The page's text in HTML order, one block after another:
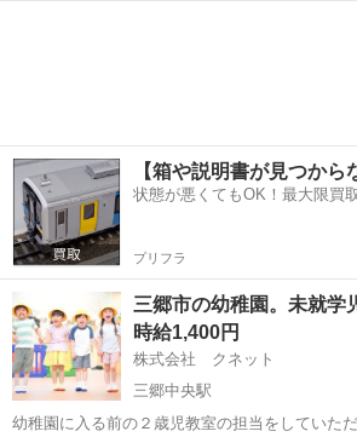
【箱や説明書が見つから
状態が悪くてもOK！最大限買
プリフラ
三郷市の幼稚園。未就学
時給1,400円
株式会社 クネット
三郷中央駅
幼稚園に入る前の２歳児教室の担当をしていた